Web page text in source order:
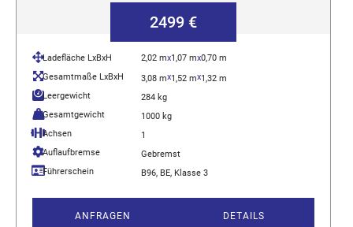
2499 €
Ladefläche LxBxH 2,02 mx1,07 mx0,70 m
Gesamtmaße LxBxH
3,08 mx1,52 mx1,32 m
Leergewicht
284 kg
Gesamtgewicht
1000 kg
Achsen
1
Auflaufbremse
Gebremst
Führerschein
B96, BE, Klasse 3
ANFRAGEN DETAILS